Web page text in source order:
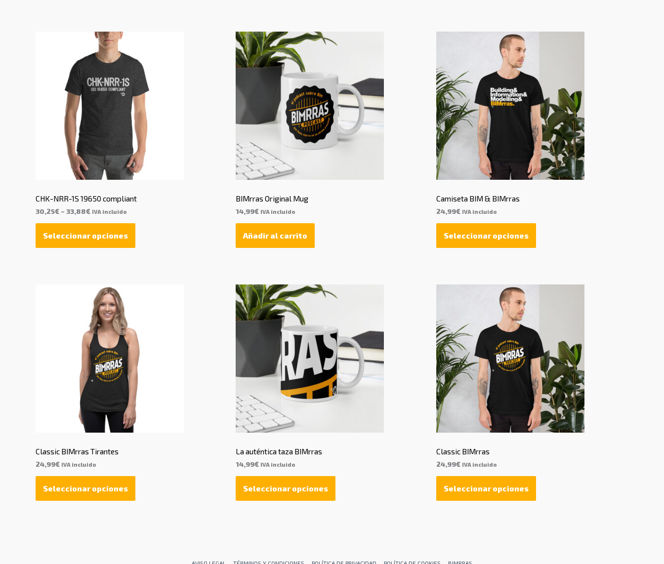
CHK-NRR-1S 19650 compliant
30,25€ – 33,88€
Rango
precios:
desde
hasta
33,88€
IVA incluido
Seleccionar opciones
BIMrras Original Mug
14,99€ IVA incluido
Añadir al carrito
Camiseta BIM & BIMrras
24,99€ IVA incluido
Seleccionar opciones
Classic BIMrras Tirantes
24,99€ IVA incluido
Seleccionar opciones
La auténtica taza BIMrras
14,99€ IVA incluido
Seleccionar opciones
Classic BIMrras
24,99€ IVA incluido
Seleccionar opciones